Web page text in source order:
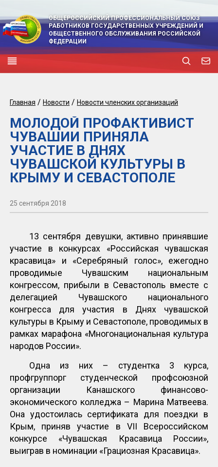
ОБЩЕРОССИЙСКИЙ ПРОФЕССИОНАЛЬНЫЙ СОЮЗ
РАБОТНИКОВ ГОСУДАРСТВЕННЫХ УЧРЕЖДЕНИЙ И
ОБЩЕСТВЕННОГО ОБСЛУЖИВАНИЯ РОССИЙСКОЙ
ФЕДЕРАЦИИ
Главная / Новости / Новости членских организаций
МОЛОДОЙ ПРОФАКТИВИСТ
ЧУВАШИИ ПРИНЯЛА
УЧАСТИЕ В ДНЯХ
ЧУВАШСКОЙ КУЛЬТУРЫ В
КРЫМУ И СЕВАСТОПОЛЕ
25 сентября 2018
13 сентября девушки, активно принявшие
участие в конкурсах «Российская чувашская
красавица» и «Серебряный голос», ежегодно
проводимые Чувашским национальным
конгрессом, прибыли в Севастополь вместе с
делегацией Чувашского национального
конгресса для участия в Днях чувашской
культуры в Крыму и Севастополе, проводимых в
рамках марафона «Многонациональная культура
народов России».
Одна из них – студентка 3 курса,
профгруппорг студенческой профсоюзной
организации Канашского финансово-
экономического колледжа – Марина Матвеева.
Она удостоилась сертификата для поездки в
Крым, приняв участие в VII Всероссийском
конкурсе «Чувашская Красавица России»,
выиграв в номинации «Грациозная Красавица».